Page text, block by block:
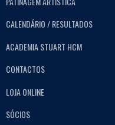
CALENDÁRIO / RESULTADOS
ACADEMIA STUART HCM
CONTACTOS
LOJA ONLINE
SÓCIOS